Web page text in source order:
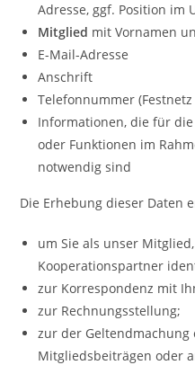
Adresse, ggf. Position im
Mitglied mit Vornamen
E-Mail-Adresse
Anschrift
Telefonnummer
Informationen, die für
oder Funktionen im
notwendig sind
Die Erhebung dieser Daten
um Sie als unser
Kooperationspartner
zur Korrespondenz mit
zur Rechnungsstellung;
zur der Geltendmachung
Mitgliedsbeiträgen oder